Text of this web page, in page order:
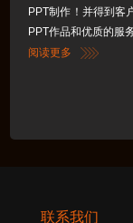
PPT制作！并得到客
PPT作品和优质的服
阅读更多
联系我们